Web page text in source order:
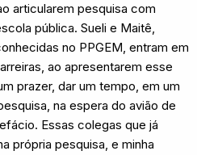
articularem pesquisa com
pública. Sueli e Maitê,
no PPGEM, entram em
ao apresentarem esse
prazer, dar um tempo, em um
na espera do avião de
Essas colegas que já
própria pesquisa, e minha